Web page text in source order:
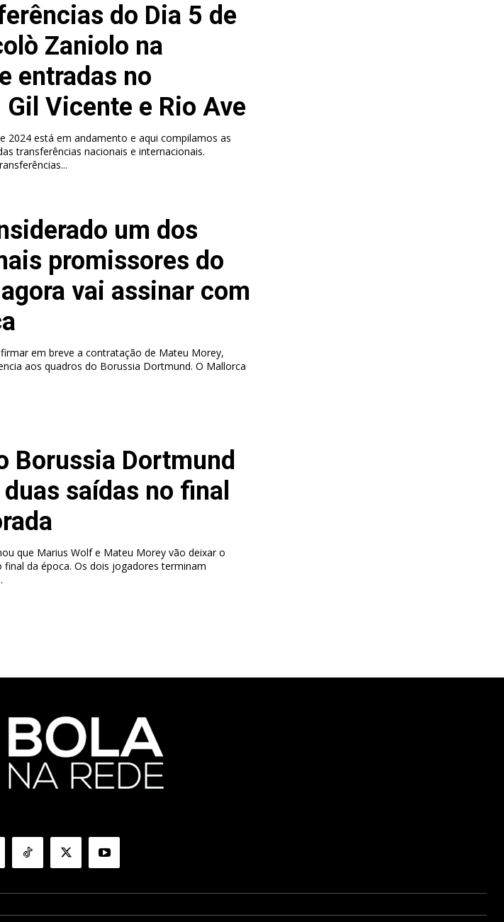
do Dia 5 de
Zaniolo na
entradas no
Gil Vicente e Rio Ave
2024 está em andamento e aqui compilamos as
transferências nacionais e internacionais.
um dos
promissores do
vai assinar com
em breve a contratação de Mateu Morey,
aos quadros do Borussia Dortmund. O Mallorca
Borussia Dortmund
saídas no final
que Marius Wolf e Mateu Morey vão deixar o
da época. Os dois jogadores terminam